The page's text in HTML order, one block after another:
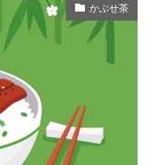
かぶせ茶